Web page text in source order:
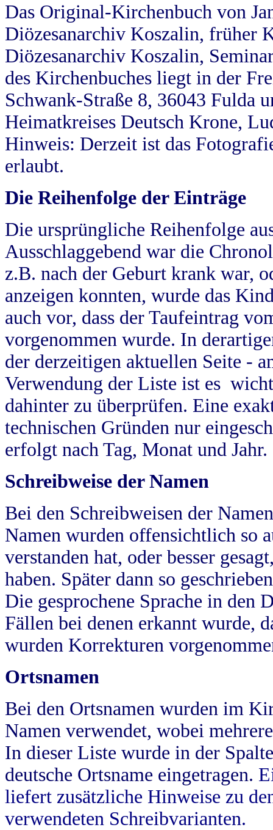
Das Original-Kirchenbuch von
Diözesanarchiv Koszalin, früher
Diözesanarchiv Koszalin,
des Kirchenbuches liegt in der
Schwank-Straße 8, 36043 Fulda
Heimatkreises Deutsch Krone,
Hinweis: Derzeit ist das
erlaubt.
Die Reihenfolge der Einträge
Die ursprüngliche Reihenfolge
Ausschlaggebend war die
z.B. nach der Geburt krank war,
anzeigen konnten, wurde das
auch vor, dass der Taufeintrag
vorgenommen wurde. In
der derzeitigen aktuellen Seite -
Verwendung der Liste ist es
dahinter zu überprüfen. Eine
technischen Gründen nur
erfolgt nach Tag, Monat und Jahr.
Schreibweise der Namen
Bei den Schreibweisen der
Namen wurden offensichtlich so
verstanden hat, oder besser
haben. Später dann so
Die gesprochene Sprache in
Fällen bei denen erkannt wurde,
wurden Korrekturen
Ortsnamen
Bei den Ortsnamen wurden im
Namen verwendet, wobei
In dieser Liste wurde in der
deutsche Ortsname eingetragen.
liefert zusätzliche Hinweise zu
verwendeten Schreibvarianten.